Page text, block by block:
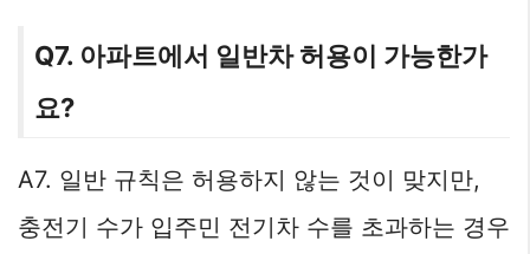
Q7. 아파트에서 일반차 허용이 가능한가
요?
A7. 일반 규칙은 허용하지 않는 것이 맞지만,
충전기 수가 입주민 전기차 수를 초과하는 경우